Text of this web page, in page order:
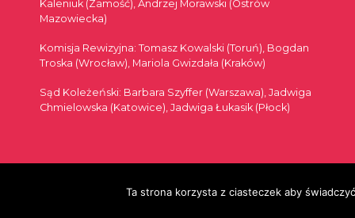
Kaleniuk (Zamość), Andrzej Morawski (Ostrów
Mazowiecka)
Komisja Rewizyjna: Tomasz Kowalski (Toruń), Bogdan
Troska (Wrocław), Mariola Gwizdała (Kraków)
Sąd Koleżeński: Barbara Szyffer (Warszawa), Jadwiga
Chmielowska (Katowice), Jadwiga Łukasik (Płock)
Ta strona korzysta z ciasteczek aby